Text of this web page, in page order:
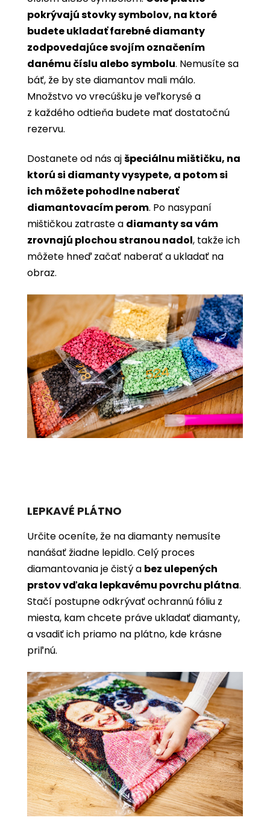
pokrývajú stovky symbolov, na ktoré
budete ukladať farebné diamanty
zodpovedajúce svojím označením
danému číslu alebo symbolu. Nemusíte sa
báť, že by ste diamantov mali málo.
Množstvo vo vrecúšku je veľkorysé a
z každého odtieňa budete mať dostatočnú
rezervu.
Dostanete od nás ajšpeciálnu mištičku, na
ktorú si diamanty vysypete, a potom si
ich môžete pohodlne naberať
diamantovacím perom. Po nasypaní
mištičkou zatraste a diamanty sa vám
zrovnajú plochou stranou nadol, takže ich
môžete hneď začať naberať a ukladať na
obraz.
LEPKAVÉ PLÁTNO
Určite oceníte, že na diamanty nemusíte
nanášať žiadne lepidlo. Celý proces
diamantovania je čistý a bez ulepených
prstov vďaka lepkavému povrchu plátna.
Stačí postupne odkrývať ochrannú fóliu z
miesta, kam chcete práve ukladať diamanty,
a vsadiť ich priamo na plátno, kde krásne
priľnú.